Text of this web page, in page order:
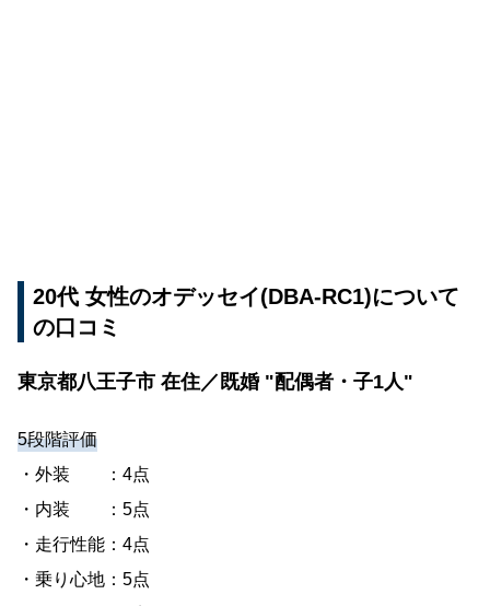
20代 女性のオデッセイ(DBA-RC1)について
の口コミ
東京都八王子市 在住／既婚 "配偶者・子1人"
5段階評価
・外装 ：4点
・内装 ：5点
・走行性能：4点
・乗り心地：5点